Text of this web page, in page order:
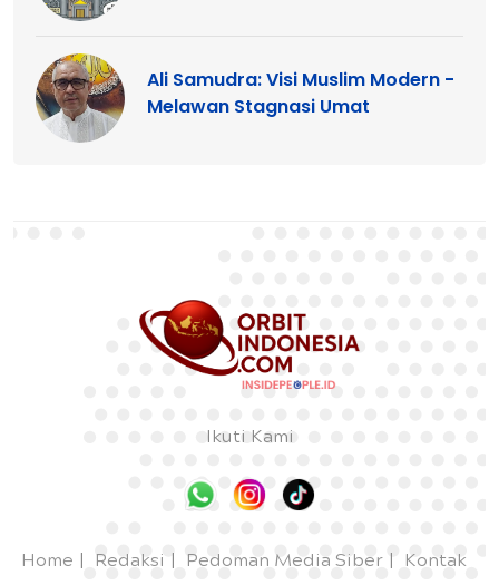
Ali Samudra: Visi Muslim Modern -
Melawan Stagnasi Umat
Ikuti Kami
Home Redaksi Pedoman Media Siber Kontak